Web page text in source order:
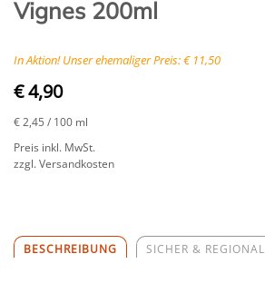
Vignes 200ml
In Aktion! Unser ehemaliger Preis: € 11,50
€ 4,90
€ 2,45 / 100 ml
Preis inkl. MwSt.
zzgl. Versandkosten
BESCHREIBUNG SICHER & REGIONAL